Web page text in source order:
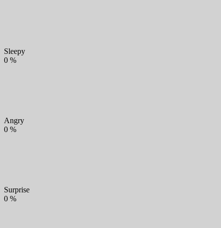
Sleepy
0 %
Angry
0 %
Surprise
0 %